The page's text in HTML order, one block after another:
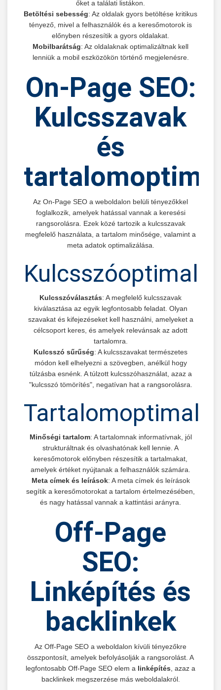
őket a találati listákon.
Betöltési sebesség: Az oldalak gyors betöltése kritikus
tényező, mivel a felhasználók és a keresőmotorok is
előnyben részesítik a gyors oldalakat.
Mobilbarátság: Az oldalaknak optimalizáltnak kell
lenniük a mobil eszközökön történő megjelenésre.
On-Page SEO:
Kulcsszavak
és
Az On-Page SEO a weboldalon belüli tényezőkkel
foglalkozik, amelyek hatással vannak a keresési
rangsorolásra. Ezek közé tartozik a kulcsszavak
megfelelő használata, a tartalom minősége, valamint a
meta adatok optimalizálása.
Kulcsszóválasztás: A megfelelő kulcsszavak
kiválasztása az egyik legfontosabb feladat. Olyan
szavakat és kifejezéseket kell használni, amelyeket a
célcsoport keres, és amelyek relevánsak az adott
tartalomra.
Kulcsszó sűrűség: A kulcsszavakat természetes
módon kell elhelyezni a szövegben, anélkül hogy
túlzásba esnénk. A túlzott kulcsszóhasználat, azaz a
"kulcsszó tömörítés", negatívan hat a rangsorolásra.
Minőségi tartalom: A tartalomnak informatívnak, jól
strukturáltnak és olvashatónak kell lennie. A
keresőmotorok előnyben részesítik a tartalmakat,
amelyek értéket nyújtanak a felhasználók számára.
Meta címek és leírások: A meta címek és leírások
segítik a keresőmotorokat a tartalom értelmezésében,
és nagy hatással vannak a kattintási arányra.
Off-Page
SEO:
Linképítés és
backlinkek
Az Off-Page SEO a weboldalon kívüli tényezőkre
összpontosít, amelyek befolyásolják a rangsorolást. A
legfontosabb Off-Page SEO elem a linképítés , azaz a
backlinkek megszerzése más weboldalakról.